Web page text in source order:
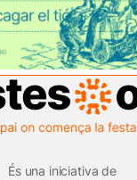
És una iniciativa de